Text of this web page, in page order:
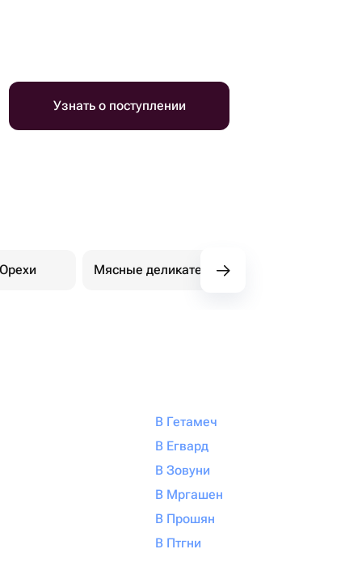
Узнать о поступлении
Орехи Мясные деликатесы
В Гетамеч
В Егвард
В Зовуни
В Мргашен
В Прошян
В Птгни